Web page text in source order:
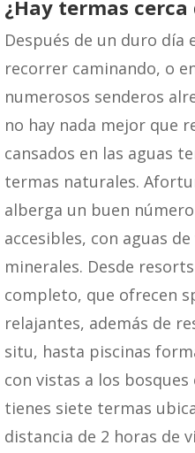
¿Hay termas cerca
Después de un duro día
recorrer caminando, o
numerosos senderos
no hay nada mejor que
cansados en las aguas
termas naturales.
alberga un buen
accesibles, con aguas
minerales. Desde
completo, que ofrecen
relajantes, además de
situ, hasta piscinas
con vistas a los
tienes siete termas
distancia de 2 horas de